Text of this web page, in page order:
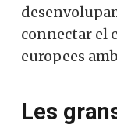
connectar el
europees
Les